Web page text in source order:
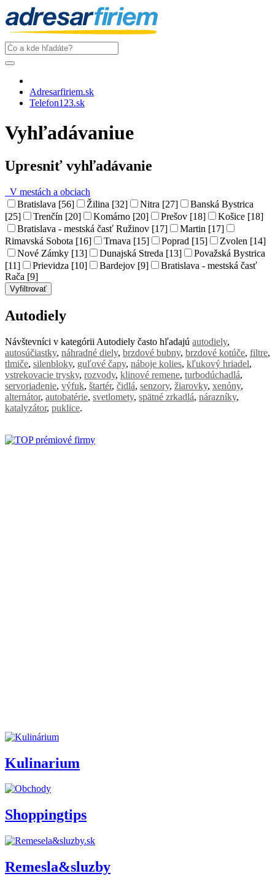
Adresarfiriem.sk
Telefon123.sk
Vyhľadávaniue
Upresniť vyhľadávanie
V mestách a obciach
Bratislava [56]
Žilina [32] Nitra [27]
Banská Bystrica
[25]
Trenčín [20] Komárno [20] Prešov [18]
Košice [18]
Bratislava - mestská časť Ružinov [17]
Martin [17]
Rimavská Sobota [16]
Trnava [15] Poprad [15]
Zvolen [14]
Nové Zámky [13]
Dunajská Streda [13]
Považská Bystrica
[11]
Prievidza [10] Bardejov [9]
Bratislava - mestská časť
Rača [9]
Autodiely
Návštevníci v kategórii Autodiely často hľadajú autodiely,
autosúčiastky, náhradné diely, brzdové bubny, brzdové kotúče, filtre,
tlmiče, silenbloky, guľové čapy, náboje kolies, kľukový hriadel,
vstrekovacie trysky, rozvody, klinové remene, turbodúchadlá,
servoriadenie, výfuk, štartér, čidlá, senzory, žiarovky, xenóny,
alternátor, autobatérie, svetlomety, spätné zrkadlá, nárazníky,
katalyzátor, puklice.
Kulinarium
Shoppingtips
Remesla&sluzby